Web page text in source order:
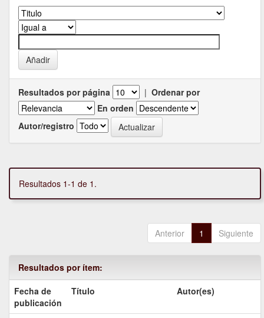
Resultados por página | Ordenar por
En orden
Autor/registro
Resultados 1-1 de 1.
Anterior 1 Siguiente
Resultados por ítem:
Fecha de
publicación
Título Autor(es)